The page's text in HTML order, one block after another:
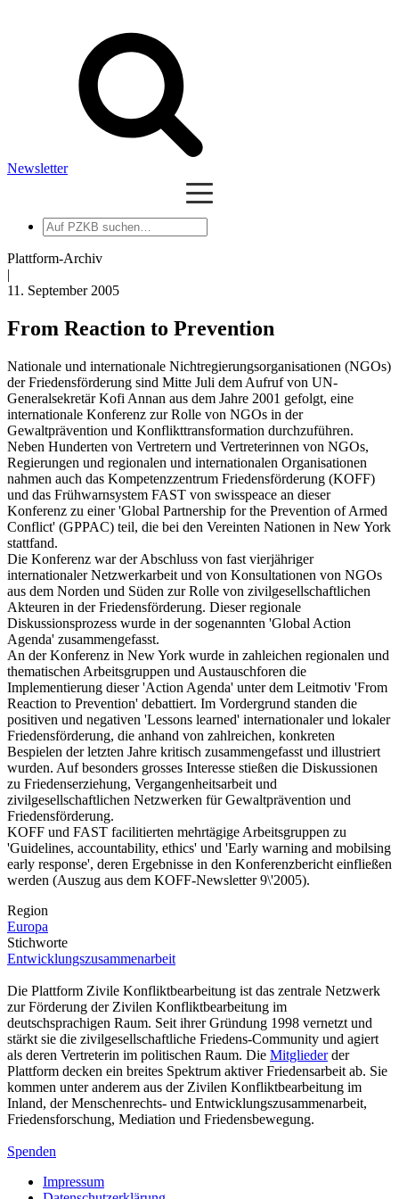
Newsletter
Auf
PZKB
suchen
Plattform-Archiv
|
11. September 2005
From Reaction to Prevention
Nationale und internationale Nichtregierungsorganisationen (NGOs)
der Friedensförderung sind Mitte Juli dem Aufruf von UN-
Generalsekretär Kofi Annan aus dem Jahre 2001 gefolgt, eine
internationale Konferenz zur Rolle von NGOs in der
Gewaltprävention und Konflikttransformation durchzuführen.
Neben Hunderten von Vertretern und Vertreterinnen von NGOs,
Regierungen und regionalen und internationalen Organisationen
nahmen auch das Kompetenzzentrum Friedensförderung (KOFF)
und das Frühwarnsystem FAST von swisspeace an dieser
Konferenz zu einer 'Global Partnership for the Prevention of Armed
Conflict' (GPPAC) teil, die bei den Vereinten Nationen in New York
stattfand.
Die Konferenz war der Abschluss von fast vierjähriger
internationaler Netzwerkarbeit und von Konsultationen von NGOs
aus dem Norden und Süden zur Rolle von zivilgesellschaftlichen
Akteuren in der Friedensförderung. Dieser regionale
Diskussionsprozess wurde in der sogenannten 'Global Action
Agenda' zusammengefasst.
An der Konferenz in New York wurde in zahleichen regionalen und
thematischen Arbeitsgruppen und Austauschforen die
Implementierung dieser 'Action Agenda' unter dem Leitmotiv 'From
Reaction to Prevention' debattiert. Im Vordergrund standen die
positiven und negativen 'Lessons learned' internationaler und lokaler
Friedensförderung, die anhand von zahlreichen, konkreten
Bespielen der letzten Jahre kritisch zusammengefasst und illustriert
wurden. Auf besonders grosses Interesse stießen die Diskussionen
zu Friedenserziehung, Vergangenheitsarbeit und
zivilgesellschaftlichen Netzwerken für Gewaltprävention und
Friedensförderung.
KOFF und FAST facilitierten mehrtägige Arbeitsgruppen zu
'Guidelines, accountability, ethics' und 'Early warning and mobilsing
early response', deren Ergebnisse in den Konferenzbericht einfließen
werden (Auszug aus dem KOFF-Newsletter 9\'2005).
Region
Europa
Stichworte
Entwicklungszusammenarbeit
Die Plattform Zivile Konfliktbearbeitung ist das zentrale Netzwerk
zur Förderung der Zivilen Konfliktbearbeitung im
deutschsprachigen Raum. Seit ihrer Gründung 1998 vernetzt und
stärkt sie die zivilgesellschaftliche Friedens-Community und agiert
als deren Vertreterin im politischen Raum. Die Mitgliederder
Plattform decken ein breites Spektrum aktiver Friedensarbeit ab. Sie
kommen unter anderem aus der Zivilen Konfliktbearbeitung im
Inland, der Menschenrechts- und Entwicklungszusammenarbeit,
Friedensforschung, Mediation und Friedensbewegung.
Spenden
Impressum